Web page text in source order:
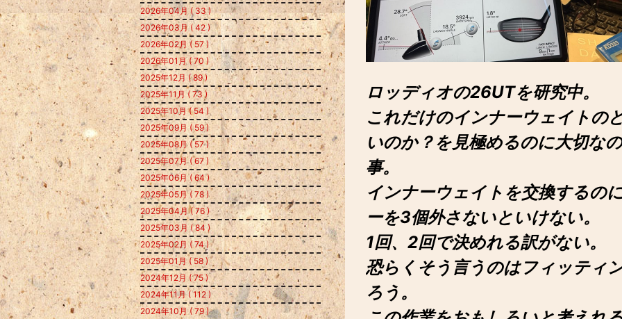
ロッディオの26UTを研究中。
これだけのインナーウェイトの
いのか？を見極めるのに大切な
事。
インナーウェイトを交換するの
ーを3個外さないといけない。
1回、2回で決めれる訳がない。
恐らくそう言うのはフィッティ
ろう。
2026年04月 ( 33 )
2026年03月 ( 42 )
2026年02月 ( 57 )
2026年01月 ( 70 )
2025年12月 ( 89 )
2025年11月 ( 73 )
2025年10月 ( 54 )
2025年09月 ( 59 )
2025年08月 ( 57 )
2025年07月 ( 67 )
2025年06月 ( 64 )
2025年05月 ( 78 )
2025年04月 ( 76 )
2025年03月 ( 84 )
2025年02月 ( 74 )
2025年01月 ( 58 )
2024年12月 ( 75 )
2024年11月 ( 112 )
2024年10月 ( 79 )